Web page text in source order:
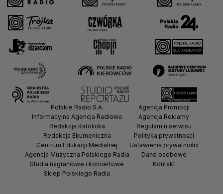
Polskie Radio S.A.
Informacyjna Agencja Radiowa
Redakcja Katolicka
Redakcja Ekumeniczna
Centrum Edukacji Medialnej
Agencja Muzyczna Polskiego Radia
Studia nagraniowe i koncertowe
Sklep Polskiego Radia
Agencja Promocji
Agencja Reklamy
Regulamin serwisu
Polityka prywatności
Ustawienia prywatności
Dane osobowe
Kontakt